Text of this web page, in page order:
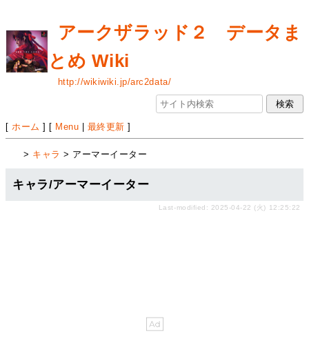
アークザラッド２ データま
とめ Wiki
http://wikiwiki.jp/arc2data/
[ ホーム ] [ Menu 最終更新 ]
> キャラ > アーマーイーター
キャラ/アーマーイーター
Last-modified: 2025-04-22 (火) 12:25:22